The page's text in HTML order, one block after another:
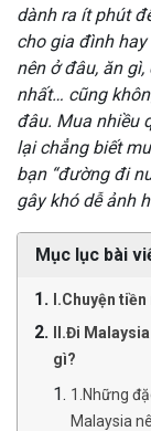
dành ra ít phút
cho gia đình
nên ở đâu, ăn
nhất… cũng
đâu. Mua nhiều
lại chẳng biết
bạn “đường đi
gây khó dễ ảnh
Mục lục bài
I.Chuyện
II.Đi
gì?
1.Những
Malaysia